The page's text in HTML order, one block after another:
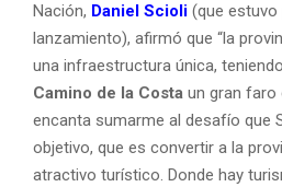
Nación, Daniel Scioli (que estuvo
lanzamiento), afirmó que “la
una infraestructura única,
Camino de la Costa un gran faro
encanta sumarme al desafío que
objetivo, que es convertir a la
atractivo turístico. Donde hay